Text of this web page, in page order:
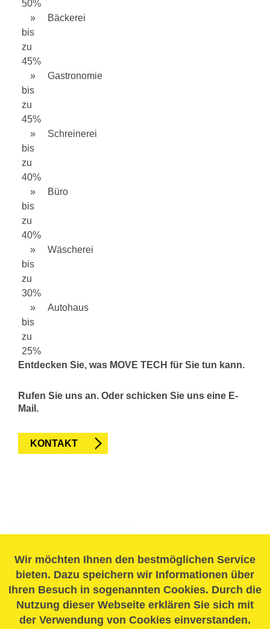
50%
Bäckerei
bis
zu
45%
Gastronomie
bis
zu
45%
Schreinerei
bis
zu
40%
Büro
bis
zu
40%
Wäscherei
bis
zu
30%
Autohaus
bis
zu
25%
Entdecken Sie, was MOVE TECH für Sie tun kann.
Rufen Sie uns an. Oder schicken Sie uns eine E-
Mail.
KONTAKT
Wir möchten Ihnen den bestmöglichen Service
bieten. Dazu speichern wir Informationen über
Ihren Besuch in sogenannten Cookies. Durch die
Nutzung dieser Webseite erklären Sie sich mit
der Verwendung von Cookies einverstanden.